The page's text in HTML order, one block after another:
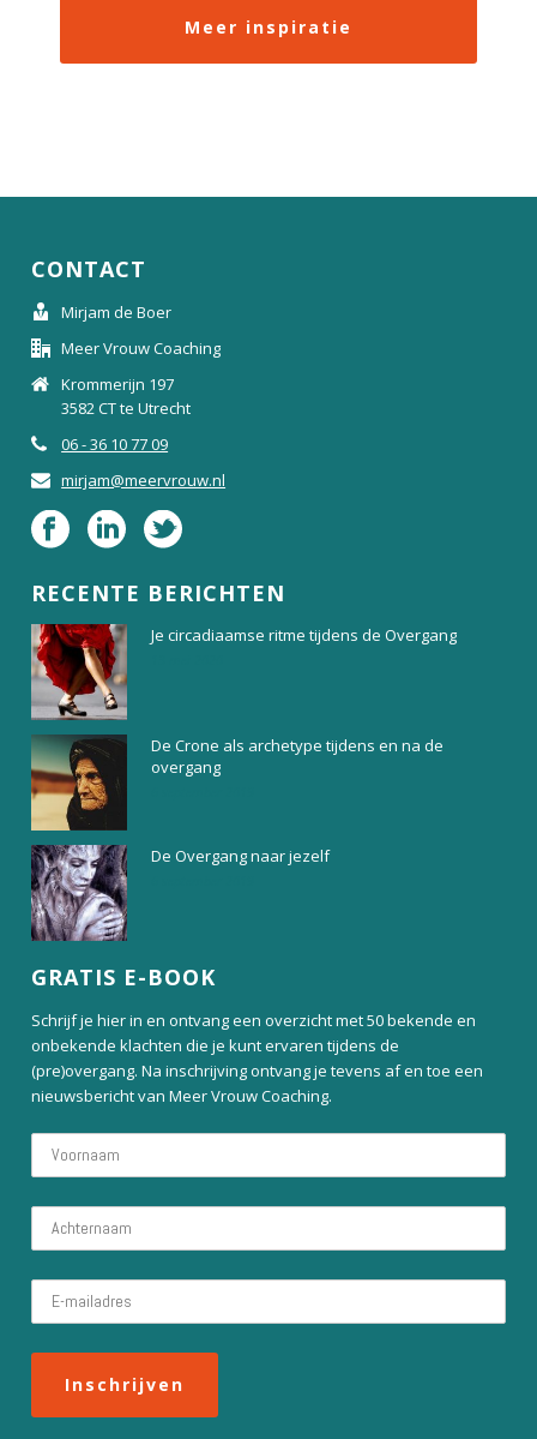
Meer inspiratie
CONTACT
Mirjam de Boer
Meer Vrouw Coaching
Krommerijn 197
3582 CT te Utrecht
06 - 36 10 77 09
mirjam@meervrouw.nl
RECENTE BERICHTEN
Je circadiaamse ritme tijdens de Overgang
De Crone als archetype tijdens en na de
overgang
De Overgang naar jezelf
GRATIS E-BOOK
Schrijf je hier in en ontvang een overzicht met 50 bekende en
onbekende klachten die je kunt ervaren tijdens de
(pre)overgang. Na inschrijving ontvang je tevens af en toe een
nieuwsbericht van Meer Vrouw Coaching.